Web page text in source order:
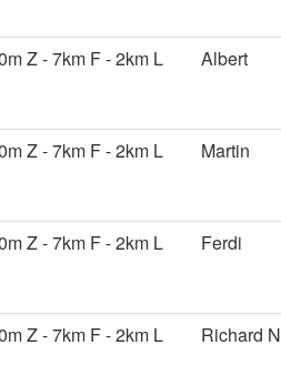
Z - 7km F - 2km L Albert
Z - 7km F - 2km L Martin
Z - 7km F - 2km L Ferdi
Z - 7km F - 2km L Richard N